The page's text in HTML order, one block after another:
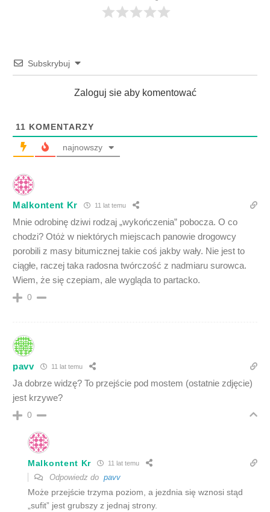
Subskrybuj
Zaloguj sie aby komentować
11 KOMENTARZY
najnowszy
Malkontent Kr 11 lat temu
Mnie odrobinę dziwi rodzaj „wykończenia” pobocza. O co
chodzi? Otóż w niektórych miejscach panowie drogowcy
porobili z masy bitumicznej takie coś jakby wały. Nie jest to
ciągłe, raczej taka radosna twórczość z nadmiaru surowca.
Wiem, że się czepiam, ale wygląda to partacko.
0
pavv 11 lat temu
Ja dobrze widzę? To przejście pod mostem (ostatnie zdjęcie)
jest krzywe?
0
Malkontent Kr 11 lat temu
Odpowiedz do pavv
Może przejście trzyma poziom, a jezdnia się wznosi stąd
„sufit” jest grubszy z jednaj strony.